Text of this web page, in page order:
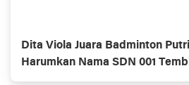
Dita Viola Juara Badminton
Harumkan Nama SDN 001
Tingkat Provinsi Riau